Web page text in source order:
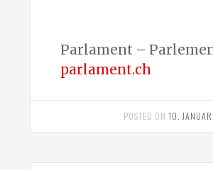
Parlament –
parlament.ch
POSTED ON10.